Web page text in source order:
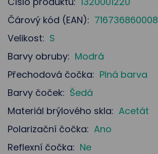
Čárový kód (EAN): 716736860008
Velikost: S
Barvy obruby: Modrá
Přechodová čočka: Plná barva
Barvy čoček: Šedá
Materiál brýlového skla: Acetát
Polarizační čočka: Ano
Reflexní čočka: Ne